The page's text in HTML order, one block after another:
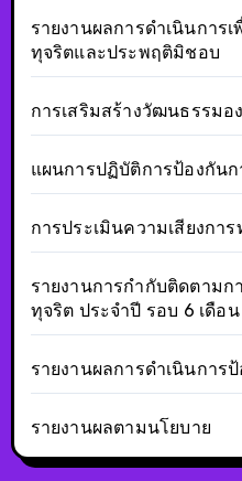
รายงานผลการดำเนินการ
ทุจริตและประพฤติมิชอบ
การเสริมสร้างวัฒนธรรมอ
แผนการปฏิบัติการป้องกัน
การประเมินความเสียงกา
รายงานการกำกับติดตามก
ทุจริต ประจำปี รอบ 6 เดือน
รายงานผลการดำเนินการ
รายงานผลตามนโยบาย